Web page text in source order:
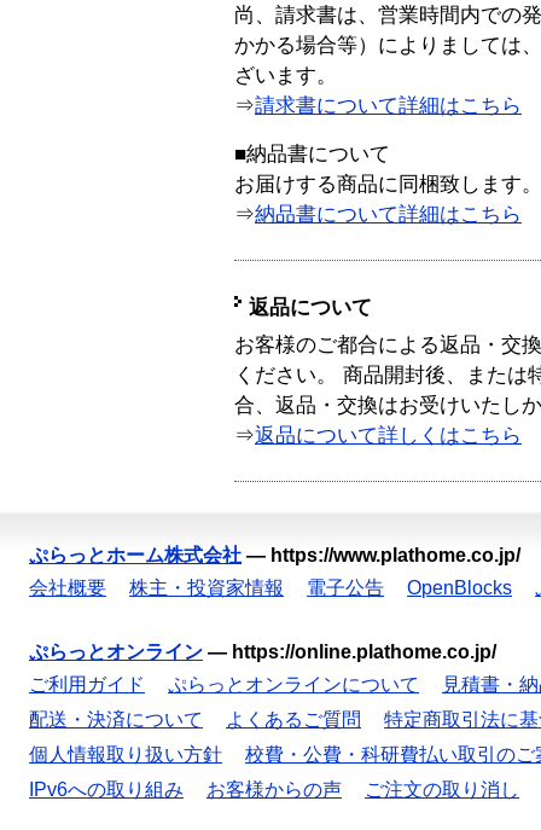
尚、請求書は、営業時間内での
かかる場合等）によりましては
ざいます。
⇒請求書について詳細はこちら
■納品書について
お届けする商品に同梱致します。
⇒納品書について詳細はこちら
返品について
お客様のご都合による返品・交
ください。 商品開封後、または
合、返品・交換はお受けいたし
⇒返品について詳しくはこちら
ぷらっとホーム株式会社 — https://www.plathome.co.jp/
会社概要
株主・投資家情報 電子公告 OpenBlocks
ぷらっとオンライン — https://online.plathome.co.jp/
ご利用ガイド
ぷらっとオンラインについて
見積書・
配送・決済について
よくあるご質問
特定商取引法に
個人情報取り扱い方針
校費・公費・科研費払い取引のご
IPv6への取り組み
お客様からの声 ご注文の取り消し